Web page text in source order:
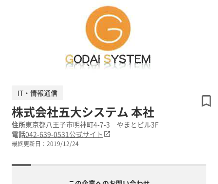
IT・情報通信
株式会社五大システム 本社
住所東京都八王子市明神町4-7-3 やまとビル3F
電話042-639-0531 公式サイト
最終更新日： 2019/12/24